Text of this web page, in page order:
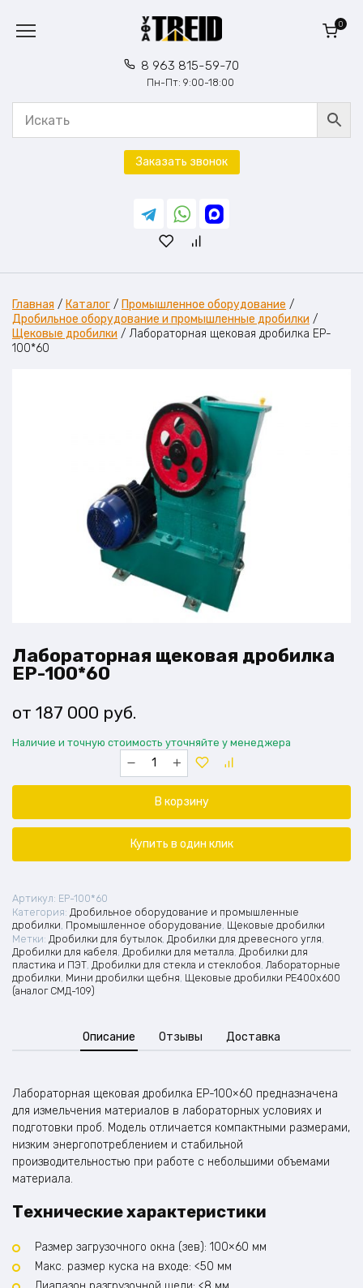
содержанию
8 963 815-59-70
Пн-Пт: 9:00-18:00
0
Заказать звонок
Главная / Каталог / Промышленное оборудование /
Дробильное оборудование и промышленные дробилки /
Щековые дробилки / Лабораторная щековая дробилка EP-
100*60
Лабораторная щековая дробилка
EP-100*60
187 000 руб.
Наличие и точную стоимость уточняйте у менеджера
Количество
товара
Лабораторная
щековая
EP-
100*60
В корзину
Купить в один клик
Артикул: EP-100*60
Категория: Дробильное оборудование и промышленные
дробилки, Промышленное оборудование, Щековые дробилки
Метки: Дробилки для бутылок, Дробилки для древесного угля,
Дробилки для кабеля, Дробилки для металла, Дробилки для
пластика и ПЭТ, Дробилки для стекла и стеклобоя, Лабораторные
дробилки, Мини дробилки щебня, Щековые дробилки PE400х600
(аналог СМД-109)
Описание Отзывы Доставка
Лабораторная щековая дробилка EP-100×60 предназначена
для измельчения материалов в лабораторных условиях и
подготовки проб. Модель отличается компактными размерами,
низким энергопотреблением и стабильной
производительностью при работе с небольшими объемами
материала.
Технические характеристики
Размер загрузочного окна (зев): 100×60 мм
Макс. размер куска на входе: <50 мм